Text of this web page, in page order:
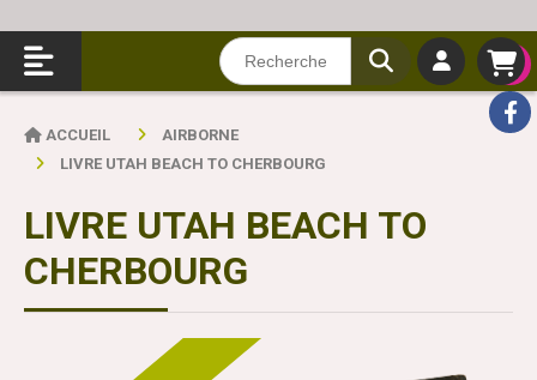
ACCUEIL
AIRBORNE
LIVRE UTAH BEACH TO CHERBOURG
LIVRE UTAH BEACH TO
CHERBOURG